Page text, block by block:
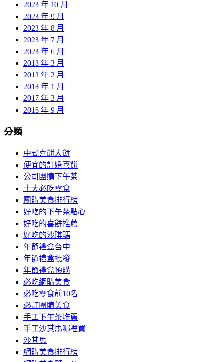
2023 年 10 月
2023 年 9 月
2023 年 8 月
2023 年 7 月
2023 年 6 月
2018 年 3 月
2018 年 2 月
2018 年 1 月
2017 年 3 月
2016 年 9 月
分類
中式喜餅大餅
便宜的訂婚喜餅
公司團購下午茶
十大必吃零食
團購美食排行榜
好吃的下午茶點心
好吃的喜餅推薦
好吃的沙琪瑪
年節禮盒台中
年節禮盒批發
年節禮盒預購
必吃網購美食
必吃零食前10名
必訂團購美食
手工下午茶堆薦
手工沙其馬哪裡買
沙其馬
網購美食排行榜